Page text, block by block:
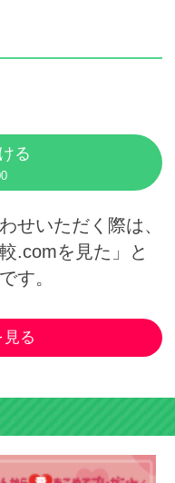
る
せいただく際は、
.comを見た」と
す。
る